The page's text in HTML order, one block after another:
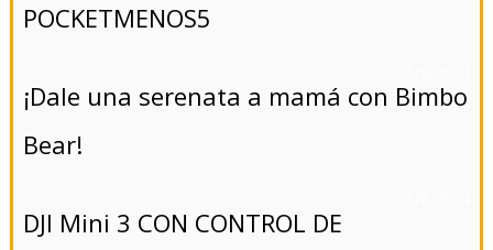
POCKETMENOS5
¡Dale una serenata a mamá con Bimbo
Bear!
DJI Mini 3 CON CONTROL DE